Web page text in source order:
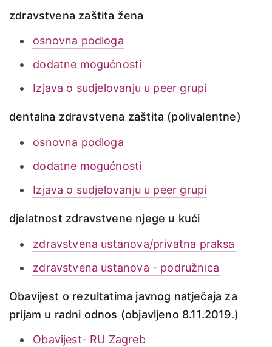
zdravstvena zaštita žena
osnovna podloga
dodatne mogućnosti
Izjava o sudjelovanju u peer grupi
dentalna zdravstvena zaštita (polivalentne)
osnovna podloga
dodatne mogućnosti
Izjava o sudjelovanju u peer grupi
djelatnost zdravstvene njege u kući
zdravstvena ustanova/privatna praksa
zdravstvena ustanova - podružnica
Obavijest o rezultatima javnog natječaja za
prijam u radni odnos (objavljeno 8.11.2019.)
Obavijest- RU Zagreb